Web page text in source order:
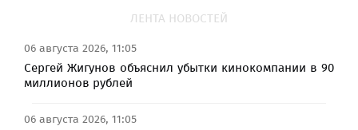
ЛЕНТА НОВОСТЕЙ
06 августа 2026, 11:05
Сергей Жигунов объяснил убытки кинокомпании в 90
миллионов рублей
06 августа 2026, 11:05